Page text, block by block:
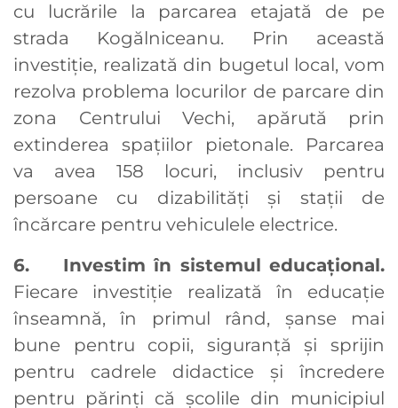
cu lucrările la parcarea etajată de pe
strada Kogălniceanu. Prin această
investiție, realizată din bugetul local, vom
rezolva problema locurilor de parcare din
zona Centrului Vechi, apărută prin
extinderea spațiilor pietonale. Parcarea
va avea 158 locuri, inclusiv pentru
persoane cu dizabilități și stații de
încărcare pentru vehiculele electrice.
6. Investim în sistemul educațional.
Fiecare investiție realizată în educație
înseamnă, în primul rând, șanse mai
bune pentru copii, siguranță și sprijin
pentru cadrele didactice și încredere
pentru părinți că școlile din municipiul